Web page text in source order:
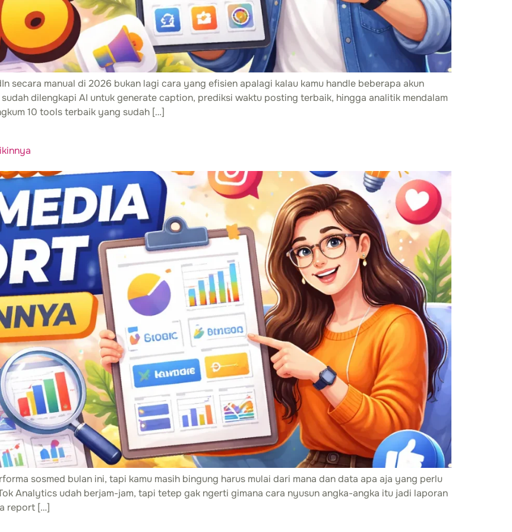
secara manual di 2026 bukan lagi cara yang efisien apalagi kalau kamu handle beberapa akun
dilengkapi AI untuk generate caption, prediksi waktu posting terbaik, hingga analitik mendalam
10 tools terbaik yang sudah […]
sosmed bulan ini, tapi kamu masih bingung harus mulai dari mana dan data apa aja yang perlu
Analytics udah berjam-jam, tapi tetep gak ngerti gimana cara nyusun angka-angka itu jadi laporan
report […]